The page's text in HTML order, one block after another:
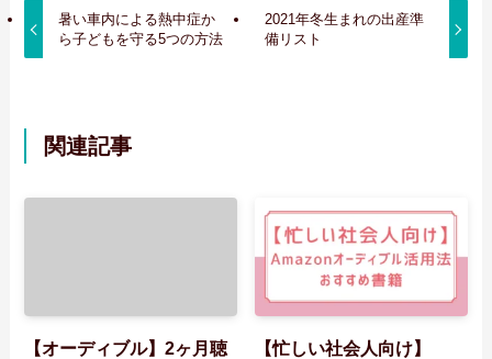
暑い車内による熱中症か
ら子どもを守る5つの方法
2021年冬生まれの出産準
備リスト
関連記事
【オーディブル】2ヶ月聴
【忙しい社会人向け】